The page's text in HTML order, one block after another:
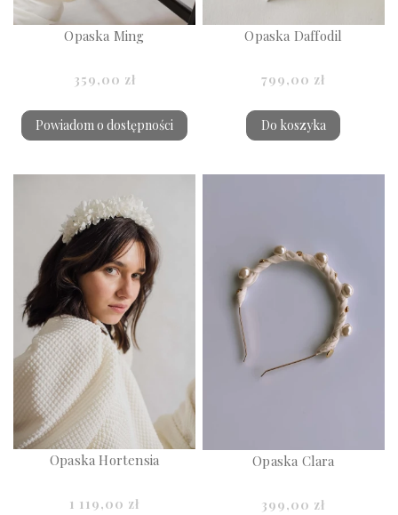
Opaska Ming
359,00 zł
Powiadom o dostępności
Opaska Daffodil
799,00 zł
Do koszyka
Opaska Hortensia
1 119,00 zł
Opaska Clara
399,00 zł